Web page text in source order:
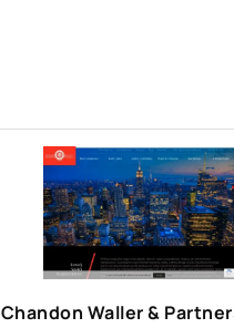
Chandon Waller &